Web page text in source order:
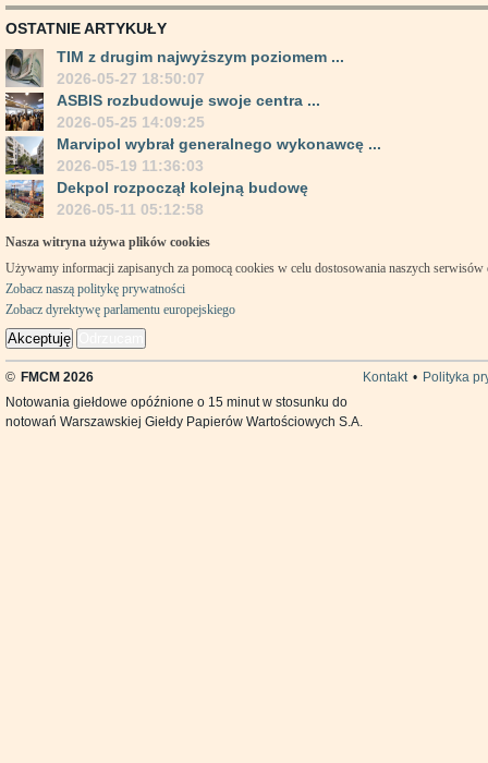
OSTATNIE ARTYKUŁY
TIM z drugim najwyższym poziomem ...
2026-05-27 18:50:07
ASBIS rozbudowuje swoje centra ...
2026-05-25 14:09:25
Marvipol wybrał generalnego wykonawcę ...
2026-05-19 11:36:03
Dekpol rozpoczął kolejną budowę
2026-05-11 05:12:58
Nasza witryna używa plików cookies
Używamy informacji zapisanych za pomocą cookies w celu dostosowania naszych
Zobacz naszą politykę prywatności
Zobacz dyrektywę parlamentu europejskiego
Akceptuję
© FMCM 2026 Kontakt • Polityka
Notowania giełdowe opóźnione o 15 minut w stosunku do
notowań Warszawskiej Giełdy Papierów Wartościowych S.A.